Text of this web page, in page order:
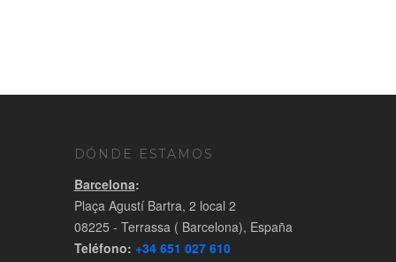
DÓNDE ESTAMOS
Barcelona:
Plaça Agustí Bartra, 2 local 2
08225 - Terrassa ( Barcelona), España
Teléfono: +34 651 027 610